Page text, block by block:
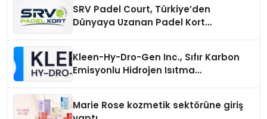
SRV Padel Court, Türkiye’den
Dünyaya Uzanan Padel Kort
Kleen-Hy-Dro-Gen Inc., Sıfır Karbon
Emisyonlu Hidrojen Isıtma
Marie Rose kozmetik sektörüne giriş